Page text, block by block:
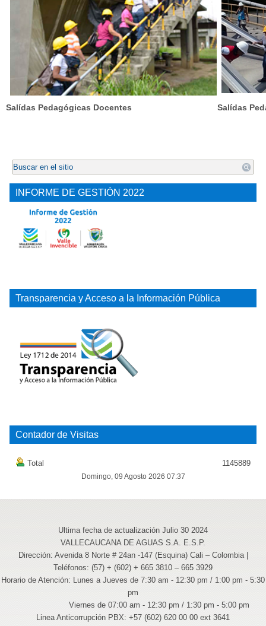
Salídas Pedagógicas Docentes Salídas
.
INFORME DE GESTIÓN 2022
Transparencia y Acceso a la Información Pública
Contador de Visitas
Total 1145889
Domingo, 09 Agosto 2026 07:37
Ultima fecha de actualización Julio 30 2024
VALLECAUCANA DE AGUAS S.A. E.S.P.
Dirección: Avenida 8 Norte # 24an -147 (Esquina) Cali – Colombia |
Teléfonos: (57) + (602) + 665 3810 – 665 3929
Horario de Atención: Lunes a Jueves de 7:30 am - 12:30 pm / 1:00 pm - 5:30
pm
Viernes de 07:00 am - 12:30 pm / 1:30 pm - 5:00 pm
Linea Anticorrupción PBX: +57 (602) 620 00 00 ext 3641